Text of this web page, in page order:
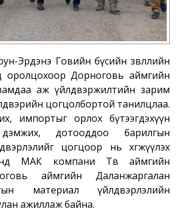
Эрдэнэ Говийн бүсийн зөвлөлийн
оролцохоор Дорноговь аймгийн
аж үйлдвэржилтийн зарим
цогцолбортой танилцлаа.
импортыг орлох бүтээгдэхүүн
дэмжих, дотооддоо барилгын
цогцоор нь хөгжүүлэх
МАК компани Төв аймгийн
аймгийн Даланжаргалан
материал үйлдвэрлэлийн
ажиллаж байна.